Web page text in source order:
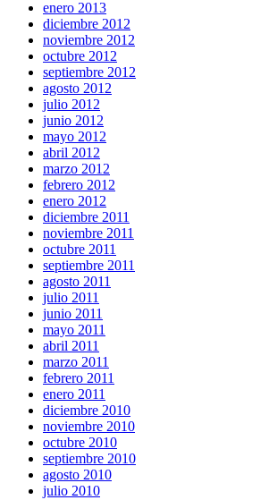
enero 2013
diciembre 2012
noviembre 2012
octubre 2012
septiembre 2012
agosto 2012
julio 2012
junio 2012
mayo 2012
abril 2012
marzo 2012
febrero 2012
enero 2012
diciembre 2011
noviembre 2011
octubre 2011
septiembre 2011
agosto 2011
julio 2011
junio 2011
mayo 2011
abril 2011
marzo 2011
febrero 2011
enero 2011
diciembre 2010
noviembre 2010
octubre 2010
septiembre 2010
agosto 2010
julio 2010